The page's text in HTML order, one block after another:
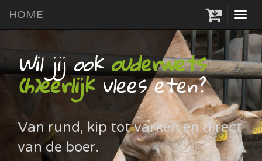
HOME
Wil jij ookouderwets
(h)eerlijkvlees eten?
Van rund, kip tot varken en direct
van de boer.